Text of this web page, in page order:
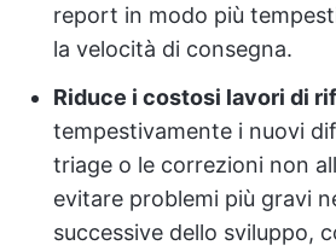
report in modo più
la velocità di consegna.
Riduce i costosi lavori di
tempestivamente i nuovi
triage o le correzioni non
evitare problemi più gravi
successive dello sviluppo,